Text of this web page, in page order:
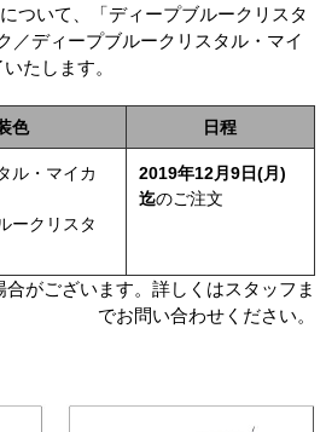
ついて、「ディープブルークリスタ
／ディープブルークリスタル・マイ
たします。
色 日程
ル・マイカ
ークリスタ
2019年12月9日(月)
迄のご注文
がございます。詳しくはスタッフま
でお問い合わせください。